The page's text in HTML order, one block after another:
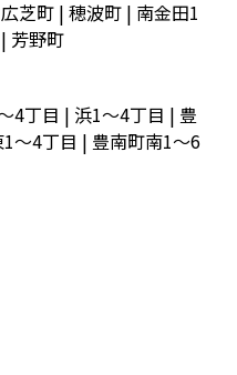
芝町 | 穂波町 | 南金田1
芳野町
4丁目 | 浜1～4丁目 | 豊
～4丁目 | 豊南町南1～6